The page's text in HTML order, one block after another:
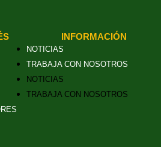
INFORMACIÓN
NOTICIAS
TRABAJA CON NOSOTROS
NOTICIAS
TRABAJA CON NOSOTROS